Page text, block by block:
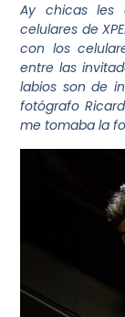
Ay chicas les
celulares de
con los
entre las
labios son de
fotógrafo
me tomaba la